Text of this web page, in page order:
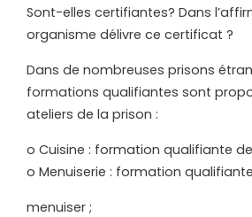
Sont-elles certifiantes? Dans
organisme délivre ce certificat ?
Dans de nombreuses prisons
formations qualifiantes sont
ateliers de la prison :
o Cuisine : formation qualifiante
o Menuiserie : formation
menuiser ;